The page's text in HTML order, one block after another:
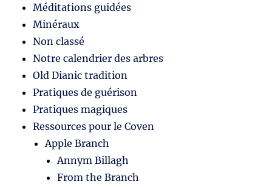
Méditations guidées
Minéraux
Non classé
Notre calendrier des arbres
Old Dianic tradition
Pratiques de guérison
Pratiques magiques
Ressources pour le Coven
Apple Branch
Annym Billagh
From the Branch